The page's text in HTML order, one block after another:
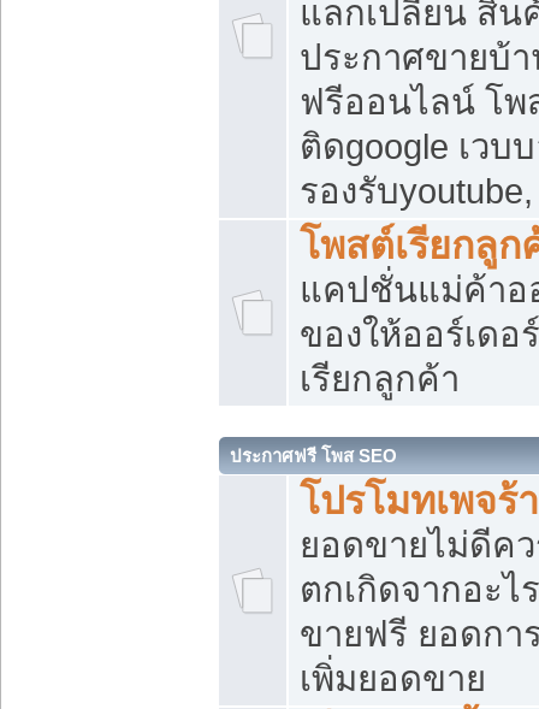
แลกเปลี่ยน สิน
ประกาศขายบ้
ฟรีออนไลน์ โพ
ติดgoogle เวบ
รองรับ
โพสต์เรียกลูก
แคปชั่นแม่ค้าอ
ของให้ออร์เดอ
เรียกลูกค้า
ประกาศฟรี โพส SEO
โปรโมทเพจร้
ยอดขายไม่ดีค
ตกเกิดจากอะไ
ขายฟรี ยอดกา
เพิ่มยอดขาย